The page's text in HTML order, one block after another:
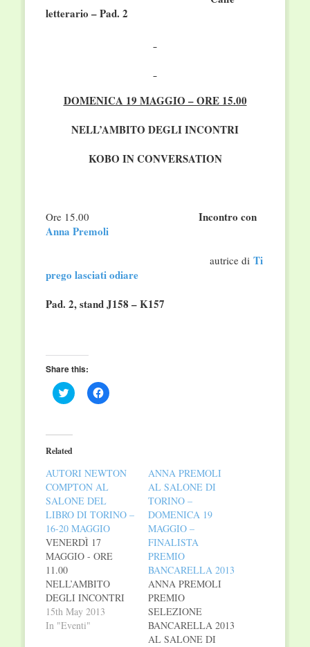
letterario – Pad. 2
DOMENICA 19 MAGGIO – ORE 15.00
NELL’AMBITO DEGLI INCONTRI
KOBO IN CONVERSATION
Ore 15.00 Incontro con
Anna Premoli
autrice di Ti
prego lasciati odiare
Pad. 2,standJ158 – K157
Share this:
Click
to
(Opens
in
new
Click
to
Related
AUTORI NEWTON
COMPTON AL
SALONE DEL
LIBRO DI TORINO –
16-20 MAGGIO
VENERDÌ 17
MAGGIO - ORE
11.00
NELL’AMBITO
DEGLI INCONTRI
TENTAZIONE E
MEDITAZIONE
15th May 2013
In "Eventi"
ANNA PREMOLI
AL SALONE DI
TORINO –
DOMENICA 19
MAGGIO –
FINALISTA
PREMIO
BANCARELLA 2013
ANNA PREMOLI
PREMIO
SELEZIONE
BANCARELLA 2013
AL SALONE DI